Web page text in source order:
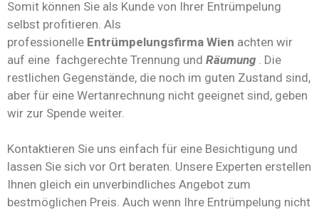
Somit können Sie als Kunde von Ihrer Entrümpelung
selbst profitieren. Als
professionelle Entrümpelungsfirma Wien achten wir
auf eine fachgerechte Trennung und Räumung
. Die
restlichen Gegenstände, die noch im guten Zustand sind,
aber für eine Wertanrechnung nicht geeignet sind, geben
wir zur Spende weiter.
Kontaktieren Sie uns einfach für eine Besichtigung und
lassen Sie sich vor Ort beraten. Unsere Experten erstellen
Ihnen gleich ein unverbindliches Angebot zum
bestmöglichen Preis. Auch wenn Ihre Entrümpelung nicht